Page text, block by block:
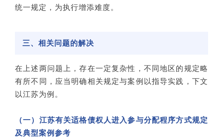
统一规定，为执行增添难度。
三、相关问题的解决
在上述两问题上，存在一定复杂性，不同地区的规定略
有所不同，应当明确相关规定与案例以指导实践，下文
以江苏为例。
（一）江苏有关适格债权人进入参与分配程序方式规定
及典型案例参考